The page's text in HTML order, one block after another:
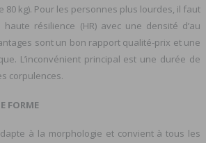
80 kg). Pour les personnes plus lourdes, il faut
résilience (HR) avec une densité d’au
sont un bon rapport qualité-prix et une
L’inconvénient principal est une durée de
corpulences.
FORME
à la morphologie et convient à tous les